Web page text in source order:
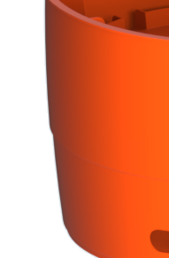
Oplossingen
Downloads
Academy
Over ons
Contact